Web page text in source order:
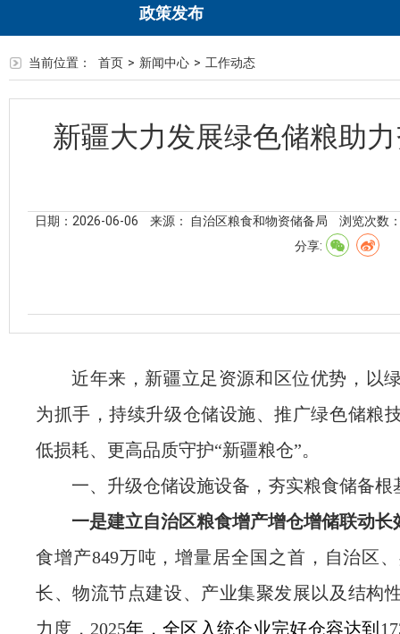
政策发布
当前位置： 首页 > 新闻中心 > 工作动态
新疆大力发展绿色储粮助
日期：2026-06-06 来源： 自治区粮食和物资储备局
浏览次数
分享:
近年来，新疆立足资源和区位优势，以
为抓手，持续升级仓储设施、推广绿色储粮
低损耗、更高品质守护“新疆粮仓”。
一、 升级仓储设施设备，夯实粮食储备根
一是建立自治区粮食增产增仓增储联动长
食增产849万吨，增量居全国之首，自治区
长、物流节点建设、产业集聚发展以及结构
力度， 2025年，全区入统企业完好仓容达到